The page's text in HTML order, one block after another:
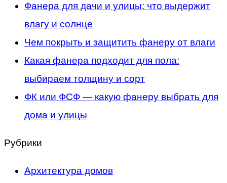
Фанера для дачи и улицы: что выдержит
влагу и солнце
Чем покрыть и защитить фанеру от влаги
Какая фанера подходит для пола:
выбираем толщину и сорт
ФК или ФСФ — какую фанеру выбрать для
дома и улицы
Рубрики
Архитектура домов